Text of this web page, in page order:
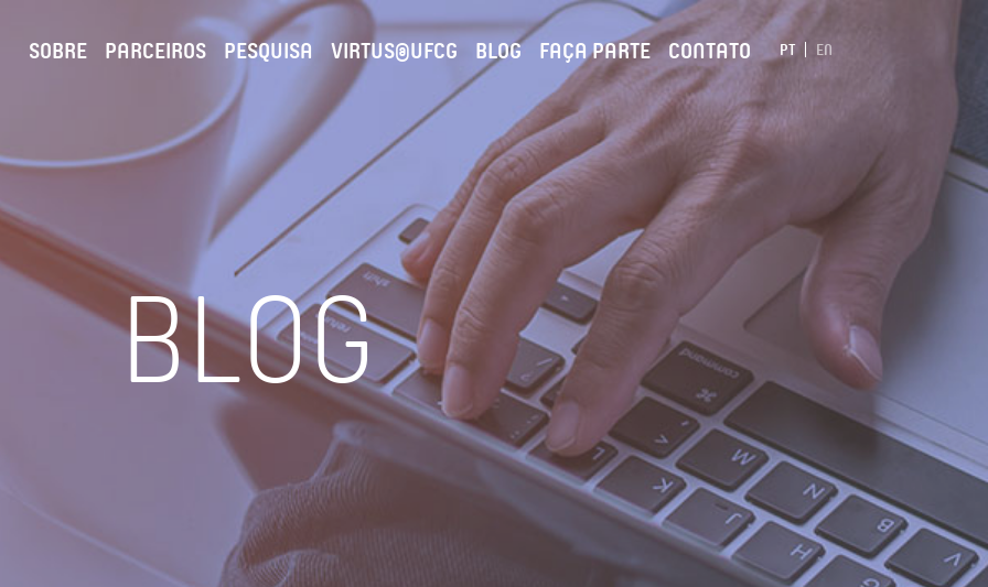
SOBRE PARCEIROS PESQUISA VIRTUS@UFCG BLOG FAÇA PARTE CONTATO PT EN
BLOG